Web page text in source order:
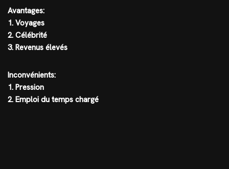
Avantages:
1. Voyages
2. Célébrité
3. Revenus élevés
Inconvénients:
1. Pression
2. Emploi du temps chargé